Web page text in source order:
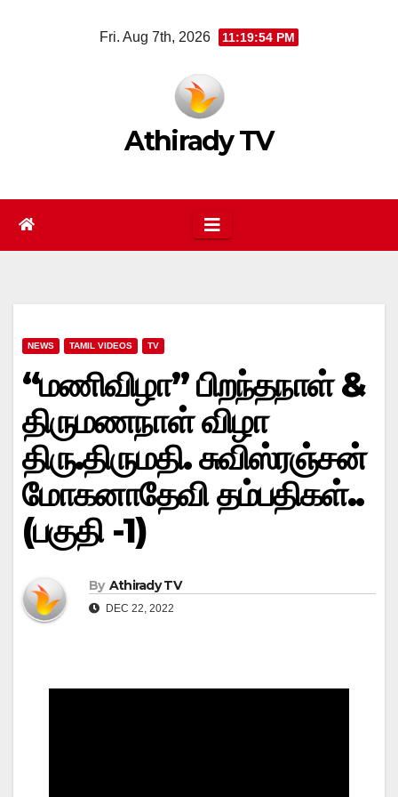
Fri. Aug 7th, 2026 11:19:54 PM
Athirady TV
NEWS TAMIL VIDEOS TV
“மணிவிழா” பிறந்தநாள் &
திருமணநாள் விழா
திரு.திருமதி. சுவிஸ்ரஞ்சன்
மோகனாதேவி தம்பதிகள்..
(பகுதி -1)
By Athirady TV
DEC 22, 2022